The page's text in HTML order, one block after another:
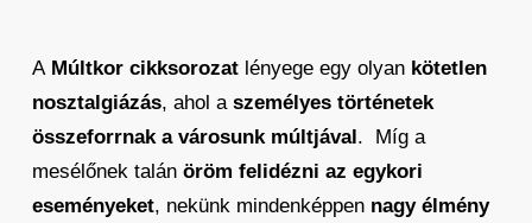
A Múltkor cikksorozatlényege egy olyan kötetlen
nosztalgiázás, ahol a személyes történetek
összeforrnak a városunk múltjával. Míg a
mesélőnek talán öröm felidézni az egykori
eseményeket, nekünk mindenképpen nagy élmény